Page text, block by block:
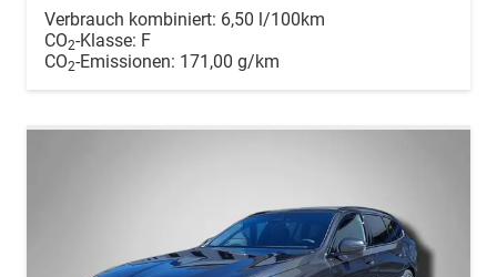
Verbrauch kombiniert: 6,50 l/100km
CO2-Klasse: F
CO2-Emissionen: 171,00 g/km